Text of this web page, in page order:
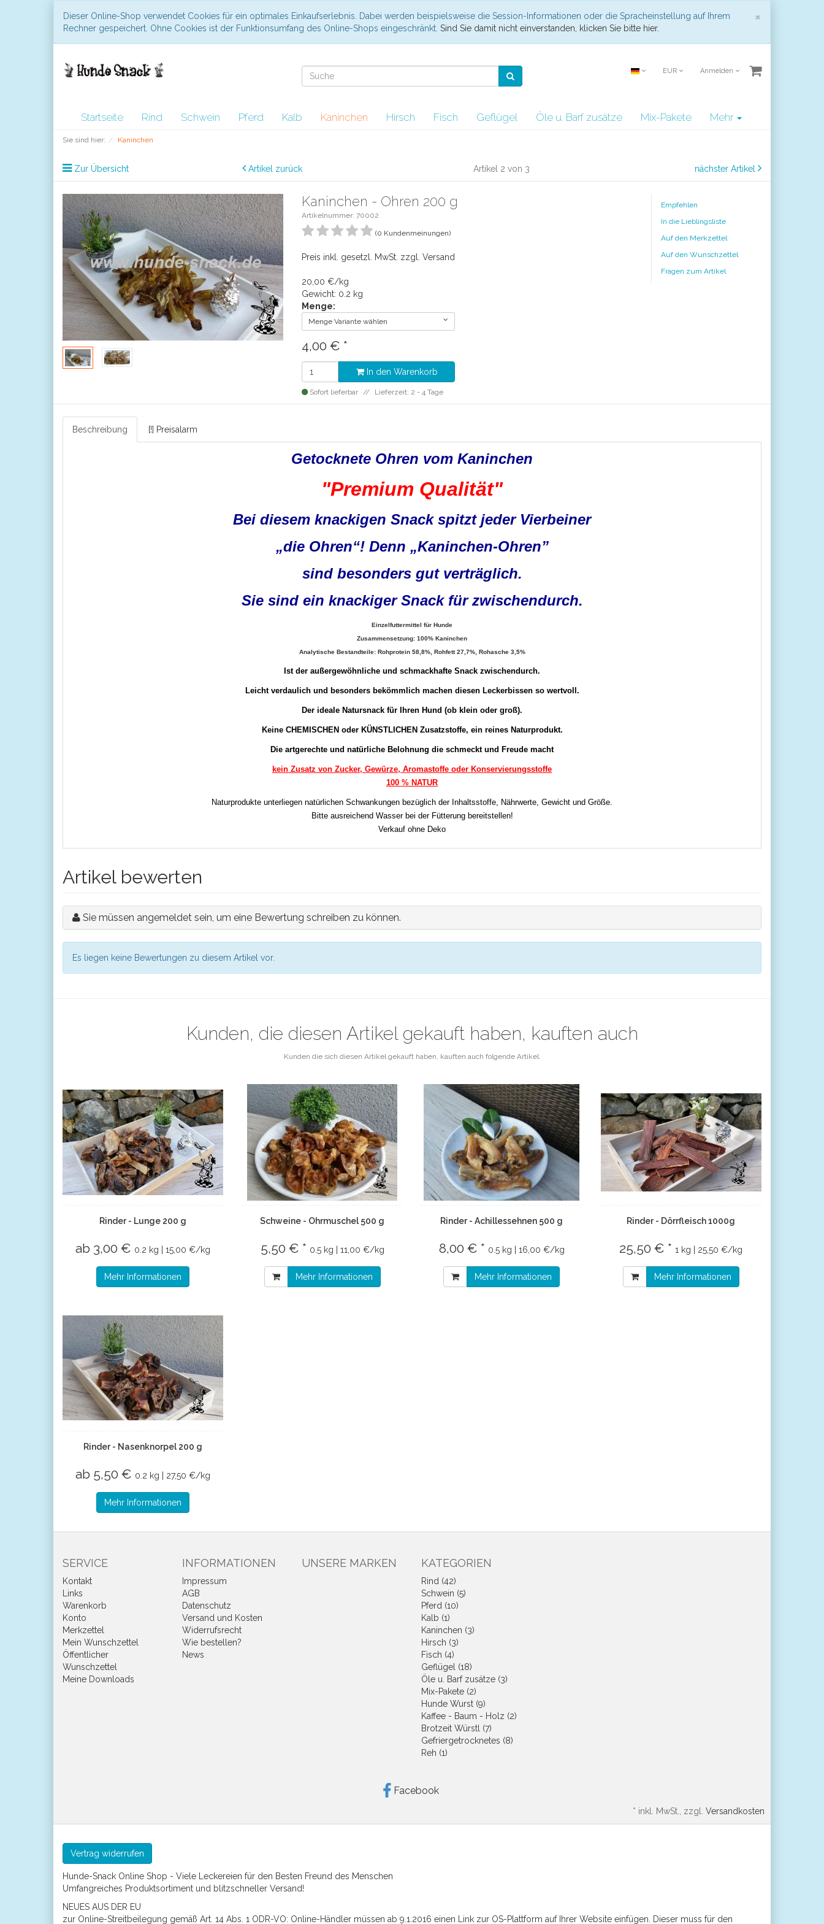
×
Dieser Online-Shop verwendet Cookies für ein optimales Einkaufserlebnis. Dabei werden beispielsweise die Session-Informationen oder die Spracheinstellung auf Ihrem
Rechner gespeichert. Ohne Cookies ist der Funktionsumfang des Online-Shops eingeschränkt. Sind Sie damit nicht einverstanden, klicken Sie bitte hier.
EUR Anmelden
Startseite Rind Schwein Pferd Kalb Kaninchen Hirsch Fisch Geflügel Öle u. Barf zusätze Mix-Pakete Mehr
Sie sind hier: Kaninchen
Zur Übersicht Artikel zurück Artikel 2 von 3 nächster Artikel
Kaninchen - Ohren 200 g
Artikelnummer: 70002
(0 Kundenmeinungen)
Preis inkl. gesetzl. MwSt. zzgl. Versand
20,00 €/kg
Gewicht: 0.2 kg
Menge:
Menge Variante wählen
4,00 € *
In den Warenkorb
Sofort lieferbar Lieferzeit: 2 - 4 Tage
Empfehlen
In die Lieblingsliste
Auf den Merkzettel
Auf den Wunschzettel
Fragen zum Artikel
Beschreibung [!] Preisalarm
Getocknete Ohren vom Kaninchen
"Premium Qualität"
Bei diesem kna­ckigen Snack spitzt jeder Vierbeiner
„die Oh­ren“! Denn „Ka­nin­­chen-Oh­ren”
sind besonders gut verträglich.
Sie sind ein knackiger Snack für zwischendurch.
Einzelfuttermittel für Hunde
Zusammensetzung: 100% Kaninchen
Analytische Bestandteile: Rohprotein 58,8%, Rohfett 27,7%, Rohasche 3,5%
Ist der außergewöhnliche und schmackhafte Snack zwischendurch.
Leicht verdaulich und besonders bekömmlich machen diesen Leckerbissen so wertvoll.
Der ideale Natursnack für Ihren Hund (ob klein oder groß).
Keine CHEMISCHEN oder KÜNSTLICHEN Zusatzstoffe, ein reines Naturprodukt.
Die artgerechte und natürliche Belohnung die schmeckt und Freude macht
kein Zusatz von Zucker, Gewürze, Aromastoffe oder Konservierungsstoffe
100 % NATUR
Naturprodukte unterliegen natürlichen Schwankungen bezüglich der Inhaltsstoffe, Nährwerte, Gewicht und Größe.
Bitte ausreichend Wasser bei der Fütterung bereitstellen!
Verkauf ohne Deko
Artikel bewerten
Sie müssen angemeldet sein, um eine Bewertung schreiben zu können.
Es liegen keine Bewertungen zu diesem Artikel vor.
Kunden, die diesen Artikel gekauft haben, kauften auch
Kunden die sich diesen Artikel gekauft haben, kauften auch folgende Artikel.
Rinder - Lunge 200 g
ab 3,00 € 0.2 kg | 15,00 €/kg
Mehr Informationen
Schweine - Ohrmuschel 500 g
5,50 € * 0.5 kg | 11,00 €/kg
Mehr Informationen
Rinder - Achillessehnen 500 g
8,00 € * 0.5 kg | 16,00 €/kg
Mehr Informationen
Rinder - Dörrfleisch 1000g
25,50 € *1 kg | 25,50 €/kg
Mehr Informationen
Rinder - Nasenknorpel 200 g
ab 5,50 € 0.2 kg | 27,50 €/kg
Mehr Informationen
SERVICE
Kontakt
Links
Warenkorb
Konto
Merkzettel
Mein Wunschzettel
Öffentlicher
Wunschzettel
Meine Downloads
INFORMATIONEN
Impressum
AGB
Datenschutz
Versand und Kosten
Widerrufsrecht
Wie bestellen?
News
UNSERE MARKEN KATEGORIEN
Rind (42)
Schwein (5)
Pferd (10)
Kalb (1)
Kaninchen (3)
Hirsch (3)
Fisch (4)
Geflügel (18)
Öle u. Barf zusätze (3)
Mix-Pakete (2)
Hunde Wurst (9)
Kaffee - Baum - Holz (2)
Brotzeit Würstl (7)
Gefriergetrocknetes (8)
Reh (1)
Facebook
* inkl. MwSt., zzgl. Versandkosten
Vertrag widerrufen
Hunde-Snack Online Shop - Viele Leckereien für den Besten Freund des Menschen
Umfangreiches Produktsortiment und blitzschneller Versand!
NEUES AUS DER EU
zur Online-Streitbeilegung gemäß Art. 14 Abs. 1 ODR-VO: Online-Händler müssen ab 9.1.2016 einen Link zur OS-Plattform auf Ihrer Website einfügen. Dieser muss für den